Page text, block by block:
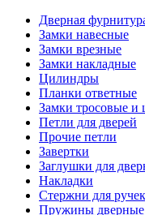
Дверная
Замки навесные
Замки врезные
Замки накладные
Цилиндры
Планки ответные
Замки тросовые и
Петли для дверей
Прочие петли
Завертки
Заглушки для
Накладки
Стержни для
Пружины дверные